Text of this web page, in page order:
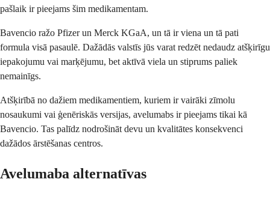
pašlaik ir pieejams šim medikamentam.
Bavencio ražo Pfizer un Merck KGaA, un tā ir viena un tā pati
formula visā pasaulē. Dažādās valstīs jūs varat redzēt nedaudz atšķirīgu
iepakojumu vai marķējumu, bet aktīvā viela un stiprums paliek
nemainīgs.
Atšķirībā no dažiem medikamentiem, kuriem ir vairāki zīmolu
nosaukumi vai ģenēriskās versijas, avelumabs ir pieejams tikai kā
Bavencio. Tas palīdz nodrošināt devu un kvalitātes konsekvenci
dažādos ārstēšanas centros.
Avelumaba alternatīvas